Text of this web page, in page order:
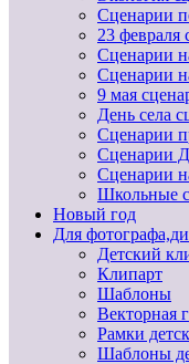
Сценарии
23 февраля
Сценарии
Сценарии
9 мая
День села
Сценарии
Сценарии
Сценарии
Школьные
Новый год
Для
Детский
Клипарт
Шаблоны
Векторная
Рамки
Шаблоны